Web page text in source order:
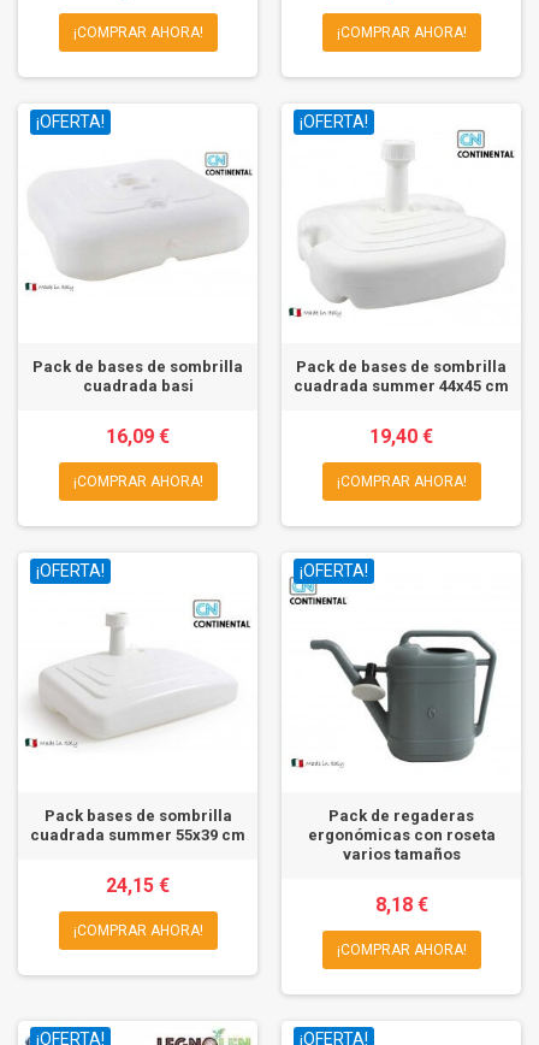
¡COMPRAR AHORA! ¡COMPRAR AHORA!
¡OFERTA!
Pack de bases de sombrilla
cuadrada basi
16,09 €
¡COMPRAR AHORA!
¡OFERTA!
Pack de bases de sombrilla
cuadrada summer 44x45 cm
19,40 €
¡COMPRAR AHORA!
¡OFERTA!
Pack bases de sombrilla
cuadrada summer 55x39 cm
24,15 €
¡COMPRAR AHORA!
¡OFERTA!
Pack de regaderas
ergonómicas con roseta
varios tamaños
8,18 €
¡COMPRAR AHORA!
¡OFERTA! ¡OFERTA!